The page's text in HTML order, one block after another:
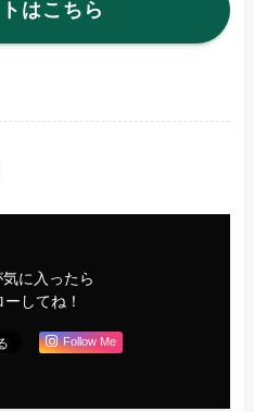
はこちら
に入ったら
ーしてね！
Follow Me